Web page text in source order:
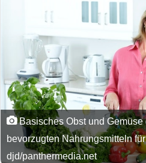
Basisches Obst und Gemüse
bevorzugten Nahrungsmitteln
djd/panthermedia.net